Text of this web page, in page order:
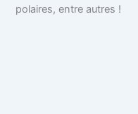
polaires, entre autres !